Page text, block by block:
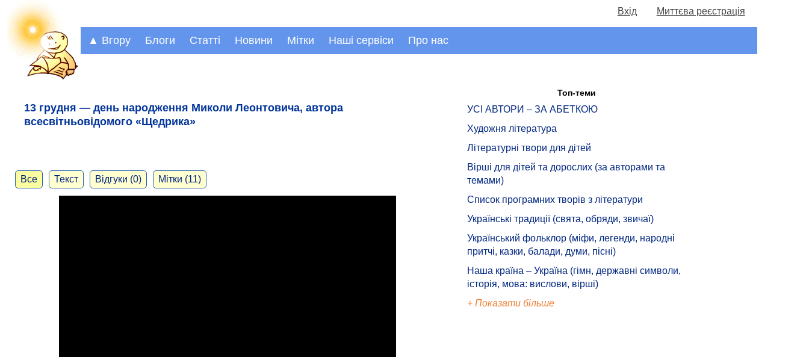
Вхід Миттєва реєстрація
▲ Вгору Блоги Статті Новини Мітки Наші сервіси Про нас
13 грудня — день народження Миколи Леонтовича, автора
всесвітньовідомого «Щедрика»
Все Текст Відгуки (0) Мітки (11)
Топ-теми
УСІ АВТОРИ – ЗА АБЕТКОЮ
Художня література
Літературні твори для дітей
Вірші для дітей та дорослих (за авторами та
темами)
Список програмних творів з літератури
Українські традиції (свята, обряди, звичаї)
Український фольклор (міфи, легенди, народні
притчі, казки, балади, думи, пісні)
Наша країна – Україна (гімн, державні символи,
історія, мова: вислови, вірші)
+ Показати більше